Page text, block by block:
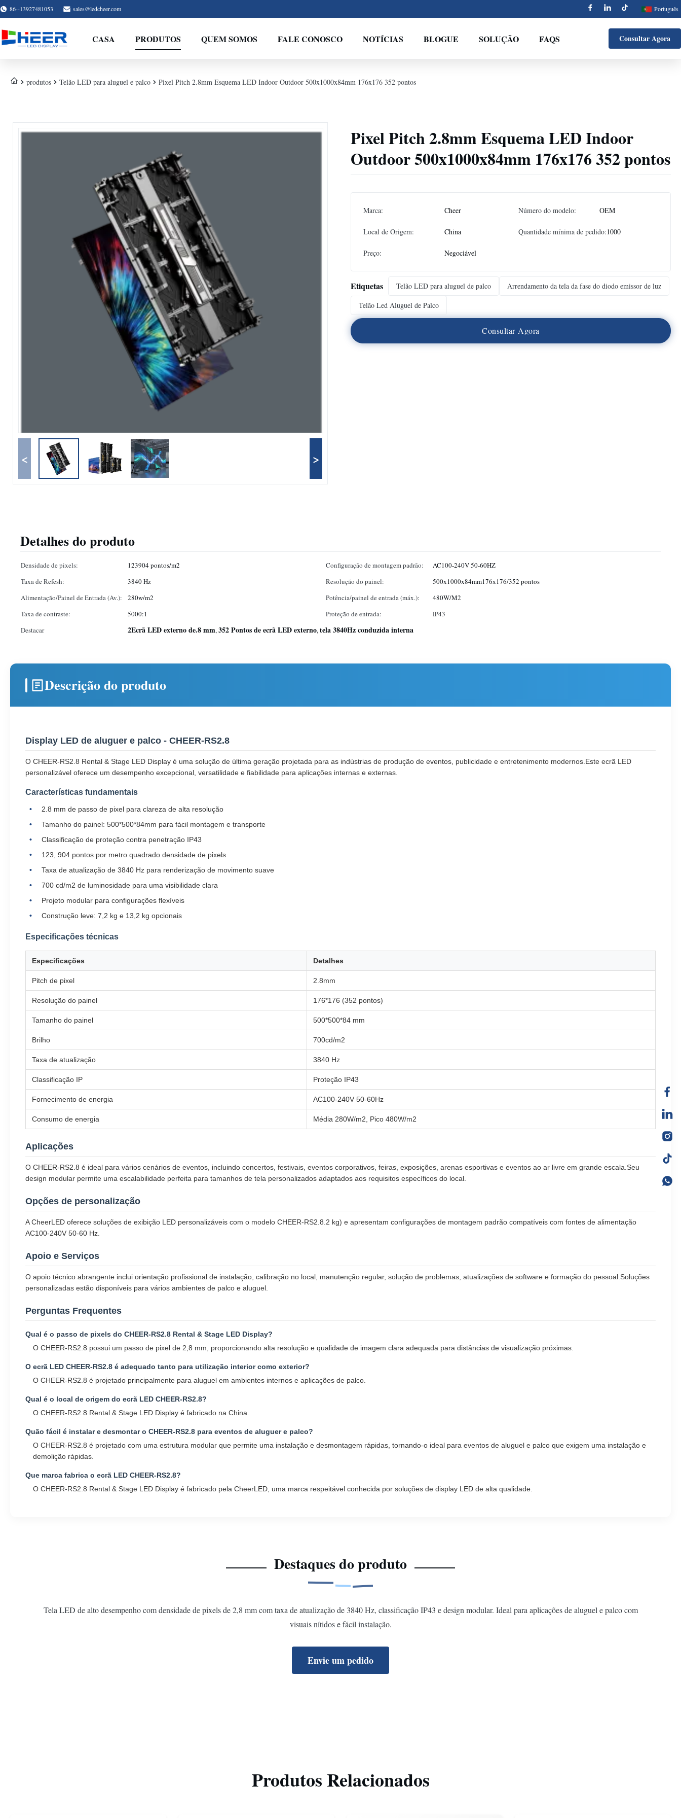
86--13927481053 sales@ledcheer.com Português
CASA PRODUTOS QUEM SOMOS FALE CONOSCO NOTÍCIAS BLOGUE SOLUÇÃO FAQS Consultar Agora
produtos Telão LED para aluguel e palco Pixel Pitch 2.8mm Esquema LED Indoor Outdoor 500x1000x84mm 176x176 352 pontos
< >
Pixel Pitch 2.8mm Esquema LED Indoor
Outdoor 500x1000x84mm 176x176 352 pontos
Marca: Cheer Número do modelo: OEM
Local de Origem: China Quantidade mínima de pedido:1000
Preço: Negociável
Etiquetas Telão LED para aluguel de palco
Arrendamento da tela da fase do diodo emissor de luz
Telão Led Aluguel de Palco
Consultar Agora
Detalhes do produto
Densidade de pixels: 123904 pontos/m2 Configuração de montagem padrão:
AC100-240V 50-60HZ
Taxa de Refesh:
3840 Hz Resolução do painel:
500x1000x84mm176x176/352 pontos
Alimentação/Painel de Entrada (Av.):
280w/m2 Potência/painel de entrada (máx.):
480W/M2
Taxa de contraste:
5000:1 Proteção de entrada:
IP43
Destacar
2Ecrã LED externo de.8 mm,352 Pontos de ecrã LED externo,tela 3840Hz conduzida interna
Descrição do produto
Display LED de aluguer e palco - CHEER-RS2.8
O CHEER-RS2.8 Rental & Stage LED Display é uma solução de última geração projetada para as indústrias de produção de eventos, publicidade e entretenimento modernos.Este ecrã LED
personalizável oferece um desempenho excepcional, versatilidade e fiabilidade para aplicações internas e externas.
Características fundamentais
2.8 mm de passo de pixel para clareza de alta resolução
Tamanho do painel: 500*500*84mm para fácil montagem e transporte
Classificação de proteção contra penetração IP43
123, 904 pontos por metro quadrado densidade de pixels
Taxa de atualização de 3840 Hz para renderização de movimento suave
700 cd/m2 de luminosidade para uma visibilidade clara
Projeto modular para configurações flexíveis
Construção leve: 7,2 kg e 13,2 kg opcionais
Especificações técnicas
Especificações Detalhes
Pitch de pixel 2.8mm
Resolução do painel 176*176 (352 pontos)
Tamanho do painel 500*500*84 mm
Brilho 700cd/m2
Taxa de atualização 3840 Hz
Classificação IP Proteção IP43
Fornecimento de energia AC100-240V 50-60Hz
Consumo de energia Média 280W/m2, Pico 480W/m2
Aplicações
O CHEER-RS2.8 é ideal para vários cenários de eventos, incluindo concertos, festivais, eventos corporativos, feiras, exposições, arenas esportivas e eventos ao ar livre em grande escala.Seu
design modular permite uma escalabilidade perfeita para tamanhos de tela personalizados adaptados aos requisitos específicos do local.
Opções de personalização
A CheerLED oferece soluções de exibição LED personalizáveis com o modelo CHEER-RS2.8.2 kg) e apresentam configurações de montagem padrão compatíveis com fontes de alimentação
AC100-240V 50-60 Hz.
Apoio e Serviços
O apoio técnico abrangente inclui orientação profissional de instalação, calibração no local, manutenção regular, solução de problemas, atualizações de software e formação do pessoal.Soluções
personalizadas estão disponíveis para vários ambientes de palco e aluguel.
Perguntas Frequentes
Qual é o passo de pixels do CHEER-RS2.8 Rental & Stage LED Display?
O CHEER-RS2.8 possui um passo de pixel de 2,8 mm, proporcionando alta resolução e qualidade de imagem clara adequada para distâncias de visualização próximas.
O ecrã LED CHEER-RS2.8 é adequado tanto para utilização interior como exterior?
O CHEER-RS2.8 é projetado principalmente para aluguel em ambientes internos e aplicações de palco.
Qual é o local de origem do ecrã LED CHEER-RS2.8?
O CHEER-RS2.8 Rental & Stage LED Display é fabricado na China.
Quão fácil é instalar e desmontar o CHEER-RS2.8 para eventos de aluguer e palco?
O CHEER-RS2.8 é projetado com uma estrutura modular que permite uma instalação e desmontagem rápidas, tornando-o ideal para eventos de aluguel e palco que exigem uma instalação e
demolição rápidas.
Que marca fabrica o ecrã LED CHEER-RS2.8?
O CHEER-RS2.8 Rental & Stage LED Display é fabricado pela CheerLED, uma marca respeitável conhecida por soluções de display LED de alta qualidade.
Destaques do produto
Tela LED de alto desempenho com densidade de pixels de 2,8 mm com taxa de atualização de 3840 Hz, classificação IP43 e design modular. Ideal para aplicações de aluguel e palco com
visuais nítidos e fácil instalação.
Envie um pedido
Produtos Relacionados